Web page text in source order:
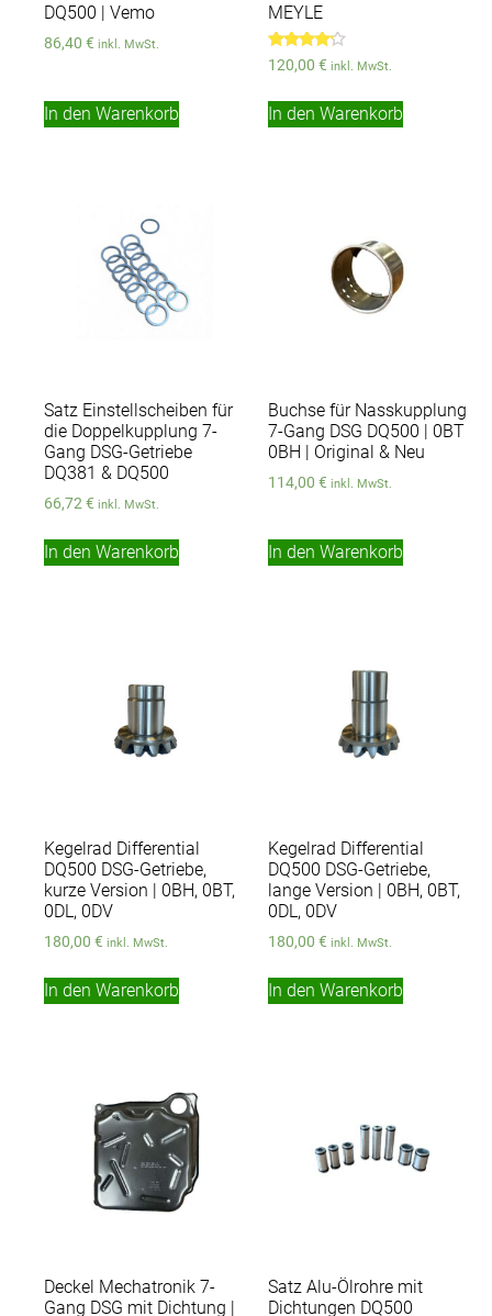
DQ500 | Vemo
86,40 € inkl. MwSt.
In den Warenkorb
MEYLE
Bewertet
mit
von 5
120,00 € inkl. MwSt.
In den Warenkorb
Satz Einstellscheiben für
die Doppelkupplung 7-
Gang DSG-Getriebe
DQ381 & DQ500
66,72€ inkl. MwSt.
In den Warenkorb
Buchse für Nasskupplung
7-Gang DSG DQ500 | 0BT
0BH | Original & Neu
114,00 € inkl. MwSt.
In den Warenkorb
Kegelrad Differential
DQ500 DSG-Getriebe,
kurze Version | 0BH, 0BT,
0DL, 0DV
180,00 € inkl. MwSt.
In den Warenkorb
Kegelrad Differential
DQ500 DSG-Getriebe,
lange Version | 0BH, 0BT,
0DL, 0DV
180,00 € inkl. MwSt.
In den Warenkorb
Deckel Mechatronik 7-
Gang DSG mit Dichtung |
Satz Alu-Ölrohre mit
Dichtungen DQ500